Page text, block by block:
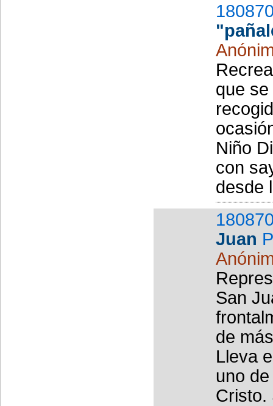
que
Niño
con
desde
Juan
San
de
Lleva
uno
Cristo.